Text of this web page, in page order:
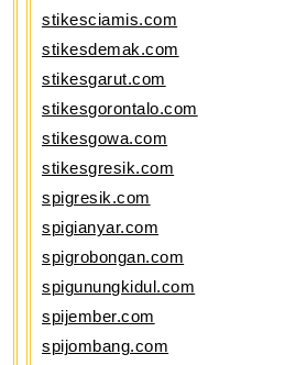
stikesciamis.com
stikesdemak.com
stikesgarut.com
stikesgorontalo.com
stikesgowa.com
stikesgresik.com
spigresik.com
spigianyar.com
spigrobongan.com
spigunungkidul.com
spijember.com
spijombang.com